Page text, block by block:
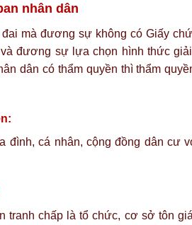
nhân dân
mà đương sự không có Giấy
đương sự lựa chọn hình thức
dân có thẩm quyền thì thẩm
đình, cá nhân, cộng đồng dân cư
tranh chấp là tổ chức, cơ sở tôn